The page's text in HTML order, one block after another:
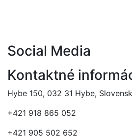
Social Media
Kontaktné
Hybe 150, 032 31 Hybe,
+421 918 865 052
+421 905 502 652